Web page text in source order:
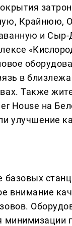
Крайнюю,
и Сыр-
в
Также
House на
улучшение
базовых
внимание
минимизации